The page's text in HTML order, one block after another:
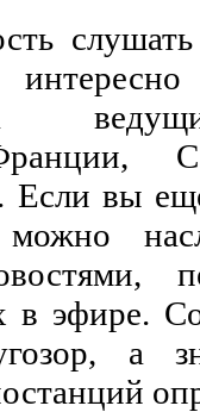
Если вы
в эфире.
а